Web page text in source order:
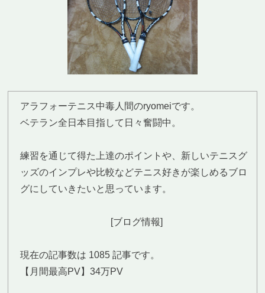
アラフォーテニス中毒人間のryomeiです。
ベテラン全日本目指して日々奮闘中。
練習を通じて得た上達のポイントや、新しいテニスグ
ッズのインプレや比較などテニス好きが楽しめるブロ
グにしていきたいと思っています。
[ブログ情報]
現在の記事数は 1085 記事です。
【月間最高PV】34万PV